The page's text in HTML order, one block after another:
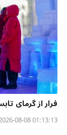
فرار از گرمای
01:13:13 2026-08-08